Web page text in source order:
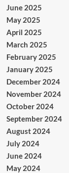
June 2025
May 2025
April 2025
March 2025
February 2025
January 2025
December 2024
November 2024
October 2024
September 2024
August 2024
July 2024
June 2024
May 2024